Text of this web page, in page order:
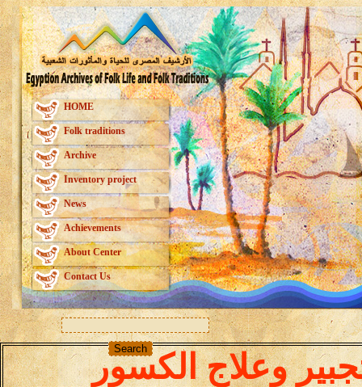
HOME
Folk traditions
Archive
Inventory project
News
Achievements
About Center
Contact Us
وعلاج الكسور